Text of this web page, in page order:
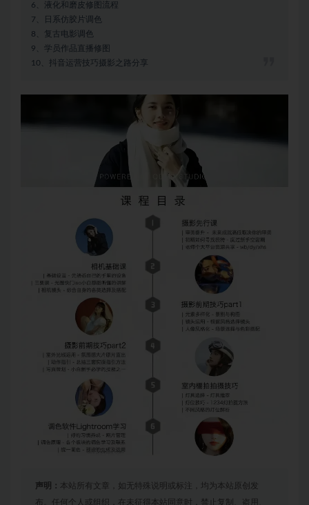
6、液化和磨皮修图流程
7、日系仿胶片调色
8、复古电影调色
9、学员作品直播修图
10、抖音运营技巧摄影之路分享
声明： 本站所有文章，如无特殊说明或标注，均为本站原创发
布。任何个人或组织，在未征得本站同意时，禁止复制、盗用、